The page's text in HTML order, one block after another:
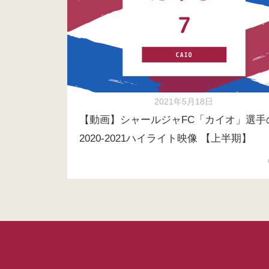
2021年5月18日
【動画】シャールジャFC「カイオ」選手
2020-2021ハイライト映像 【上半期】